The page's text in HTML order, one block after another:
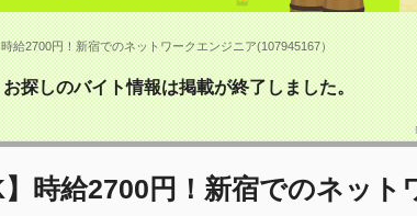
給2700円！新宿でのネットワークエンジニア(107945167）
お探しのバイト情報は掲載が終了しました。
】時給2700円！新宿でのネット